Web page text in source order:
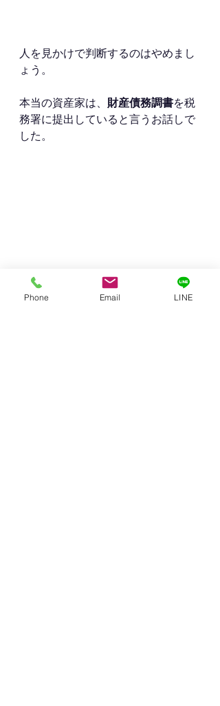
人を見かけで判断するのはやめまし
ょう。
本当の資産家は、 財産債務調書を税
務署に提出していると言うお話しで
した。
Phone Email LINE